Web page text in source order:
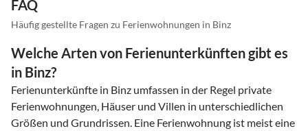
FAQ
Häufig gestellte Fragen zu Ferienwohnungen in Binz
Welche Arten von Ferienunterkünften gibt es
in Binz?
Ferienunterkünfte in Binz umfassen in der Regel private
Ferienwohnungen, Häuser und Villen in unterschiedlichen
Größen und Grundrissen. Eine Ferienwohnung ist meist eine